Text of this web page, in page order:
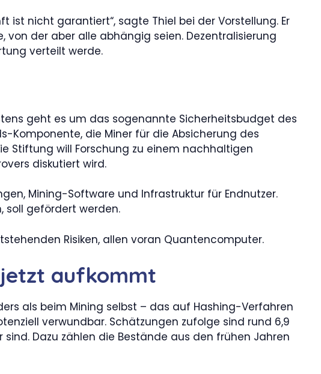
nicht garantiert“, sagte Thiel bei der Vorstellung. Er
der aber alle abhängig seien. Dezentralisierung
verteilt werde.
geht es um das sogenannte Sicherheitsbudget des
Komponente, die Miner für die Absicherung des
Stiftung will Forschung zu einem nachhaltigen
diskutiert wird.
Mining-Software und Infrastruktur für Endnutzer.
soll gefördert werden.
Risiken, allen voran Quantencomputer.
aufkommt
als beim Mining selbst – das auf Hashing-Verfahren
verwundbar. Schätzungen zufolge sind rund 6,9
Dazu zählen die Bestände aus den frühen Jahren